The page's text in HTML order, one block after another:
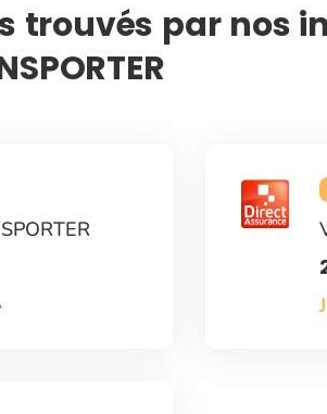
trouvés par nos